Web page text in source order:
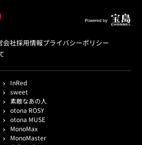
会社採用情報プライバシーポリシー
InRed
sweet
素敵なあの人
otona ROSY
otona MUSE
MonoMax
MonoMaster